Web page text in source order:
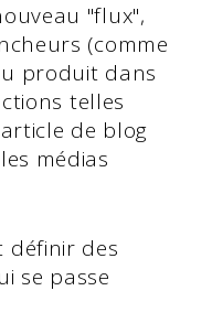
"flux",
(comme
produit dans
telles
de blog
médias
définir des
se passe